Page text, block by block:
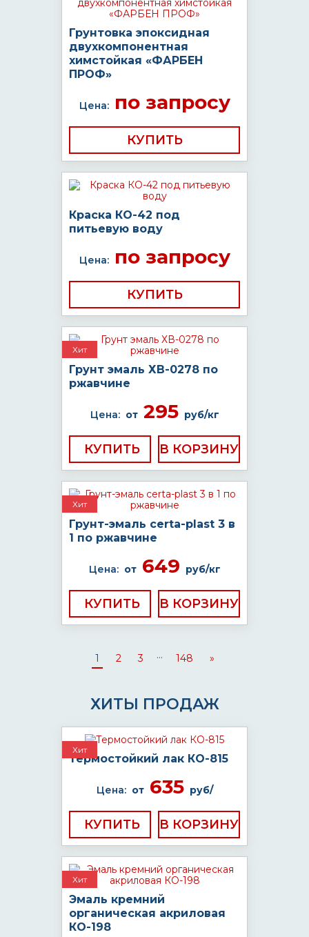
Грунтовка эпоксидная
двухкомпонентная
химстойкая «ФАРБЕН
ПРОФ»
Цена:по запросу
КУПИТЬ
Краска КО-42 под
питьевую воду
Цена:по запросу
КУПИТЬ
Хит
Грунт эмаль ХВ-0278 по
ржавчине
Цена: от295 руб/кг
КУПИТЬ
Хит
Грунт-эмаль certa-plast 3 в
1 по ржавчине
Цена: от649 руб/кг
КУПИТЬ
1 2 3 ... 148 »
ХИТЫ ПРОДАЖ
Хит
Термостойкий лак КО-815
Цена: от635 руб/
КУПИТЬ
Хит
Эмаль кремний
органическая акриловая
КО-198